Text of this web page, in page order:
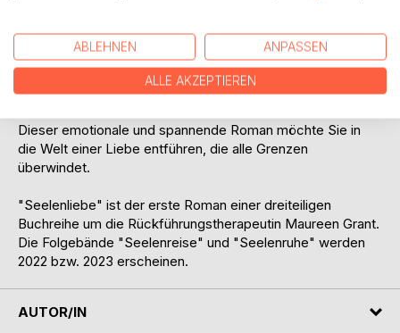
sind durch dieses besondere Band der Liebe miteinander
verknüpft, Leben für Leben, niemals endend. Gemeinsam
machen sie sich in den USA der Gegenwart auf die Suche
nach dem düsteren Geheimnis, das sie in Irland im Jahr
Dieser emotionale und spannende Roman möchte Sie in
die Welt einer Liebe entführen, die alle Grenzen
überwindet.
"Seelenliebe" ist der erste Roman einer dreiteiligen
Buchreihe um die Rückführungstherapeutin Maureen Grant.
Die Folgebände "Seelenreise" und "Seelenruhe" werden
2022 bzw. 2023 erscheinen.
AUTOR/IN
ABLEHNEN ANPASSEN
ALLE AKZEPTIEREN